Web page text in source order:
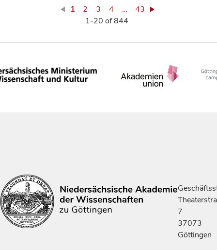
1 2 3 4 …
43
1-20 of 844
7
37073
Göttingen